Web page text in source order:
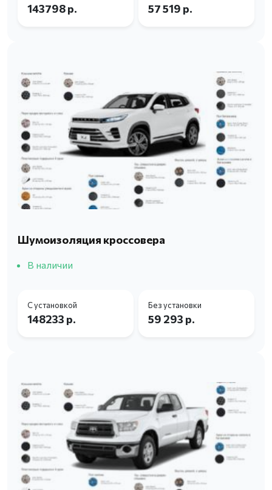
143798 р. 57 519 р.
Шумоизоляция кроссовера
В наличии
С установкой
148233 р.
Без установки
59 293 р.